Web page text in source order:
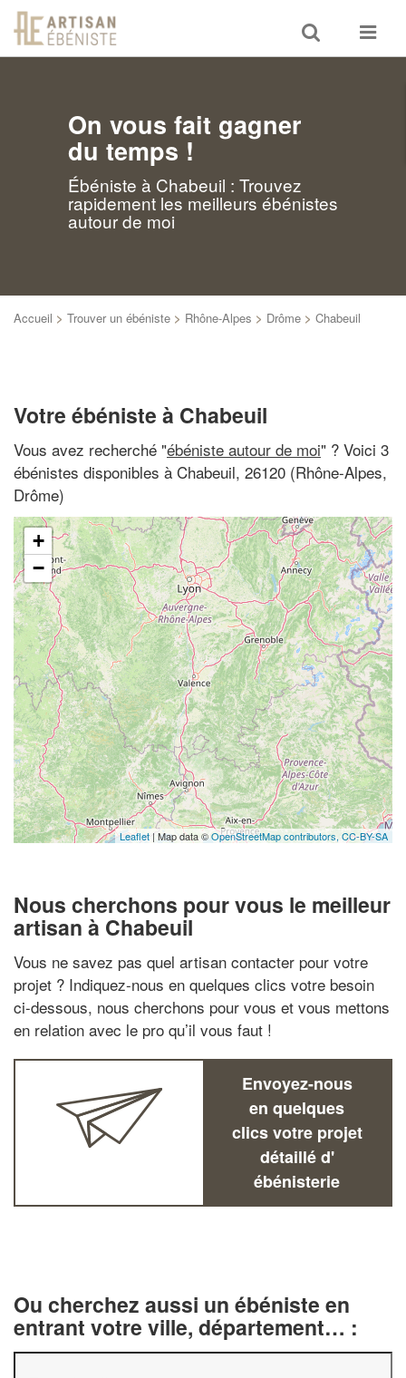
Toggle
search
Toggle
On vous fait gagner
du temps !
Ébéniste à Chabeuil : Trouvez
rapidement les meilleurs ébénistes
autour de moi
Accueil > Trouver un ébéniste > Rhône-Alpes > Drôme > Chabeuil
Votre ébéniste à Chabeuil
Vous avez recherché "ébéniste autour de moi" ? Voici 3
ébénistes disponibles à Chabeuil, 26120 (Rhône-Alpes,
Drôme)
+
−
Leaflet | Map data ©OpenStreetMap contributors, CC-BY-SA
Nous cherchons pour vous le meilleur
artisan à Chabeuil
Vous ne savez pas quel artisan contacter pour votre
projet ? Indiquez-nous en quelques clics votre besoin
ci-dessous, nous cherchons pour vous et vous mettons
en relation avec le pro qu’il vous faut !
Envoyez-nous
en quelques
clics votre projet
détaillé d'
ébénisterie
Ou cherchez aussi un ébéniste en
entrant votre ville, département… :